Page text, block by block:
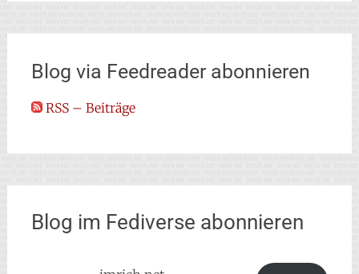
Blog via Feedreader abonnieren
RSS – Beiträge
Blog im Fediverse abonnieren